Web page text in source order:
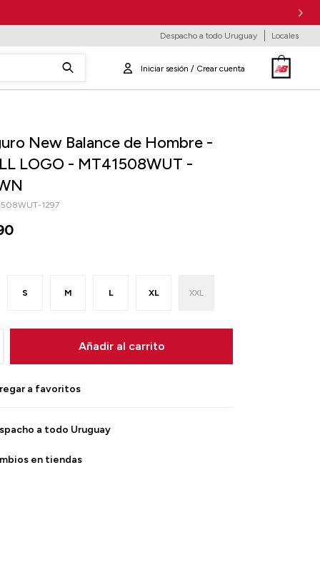
Despacho a todo Uruguay Locales
New Balance de Hombre -
LOGO - MT41508WUT -
1297
S M L XL XXL
Añadir al carrito
a todo Uruguay
en tiendas